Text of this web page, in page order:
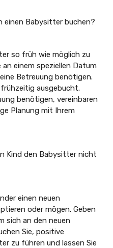
einen Babysitter buchen?
so früh wie möglich zu
einem speziellen Datum
Betreuung benötigen.
ausgebucht.
benötigen, vereinbaren
Planung mit Ihrem
Kind den Babysitter nicht
einen neuen
oder mögen. Geben
sich an den neuen
Sie, positive
zu führen und lassen Sie